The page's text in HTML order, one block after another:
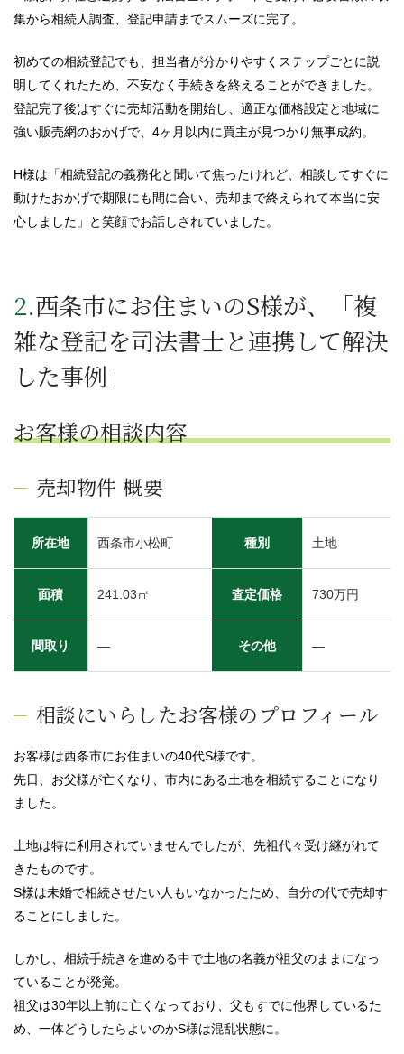
集から相続人調査、登記申請までスムーズに完了。
初めての相続登記でも、担当者が分かりやすくステップごとに説
明してくれたため、不安なく手続きを終えることができました。
登記完了後はすぐに売却活動を開始し、適正な価格設定と地域に
強い販売網のおかげで、4ヶ月以内に買主が見つかり無事成約。
H様は「相続登記の義務化と聞いて焦ったけれど、相談してすぐに
動けたおかげで期限にも間に合い、売却まで終えられて本当に安
心しました」と笑顔でお話しされていました。
2.西条市にお住まいのS様が、「複
雑な登記を司法書士と連携して解決
した事例」
お客様の相談内容
売却物件 概要
所在地 西条市小松町 種別 土地
面積 241.03㎡ 査定価格 730万円
間取り ― その他 ―
相談にいらしたお客様のプロフィール
お客様は西条市にお住まいの40代S様です。
先日、お父様が亡くなり、市内にある土地を相続することになり
ました。
土地は特に利用されていませんでしたが、先祖代々受け継がれて
きたものです。
S様は未婚で相続させたい人もいなかったため、自分の代で売却す
ることにしました。
しかし、相続手続きを進める中で土地の名義が祖父のままになっ
ていることが発覚。
祖父は30年以上前に亡くなっており、父もすでに他界しているた
め、一体どうしたらよいのかS様は混乱状態に。